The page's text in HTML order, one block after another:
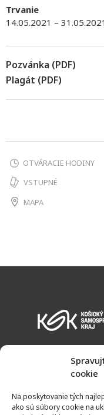
cookie
Na poskytovanie tých
ako sú súbory cookie na
Trvanie
14.05.2021 – 31.05.2021
Pozvánka (PDF)
Plagát (PDF)
OTVÁRACIE HODINY
VSTUPNÉ
MAPA
KALENDÁR PODUJATÍ
NEWSLETTER